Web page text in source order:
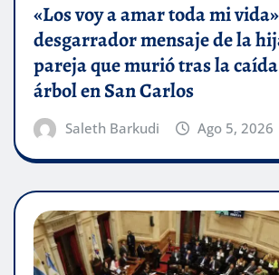
«Los voy a amar toda mi
desgarrador mensaje de la
pareja que murió tras la
árbol en San Carlos
Saleth Barkudi Ago 5, 2026